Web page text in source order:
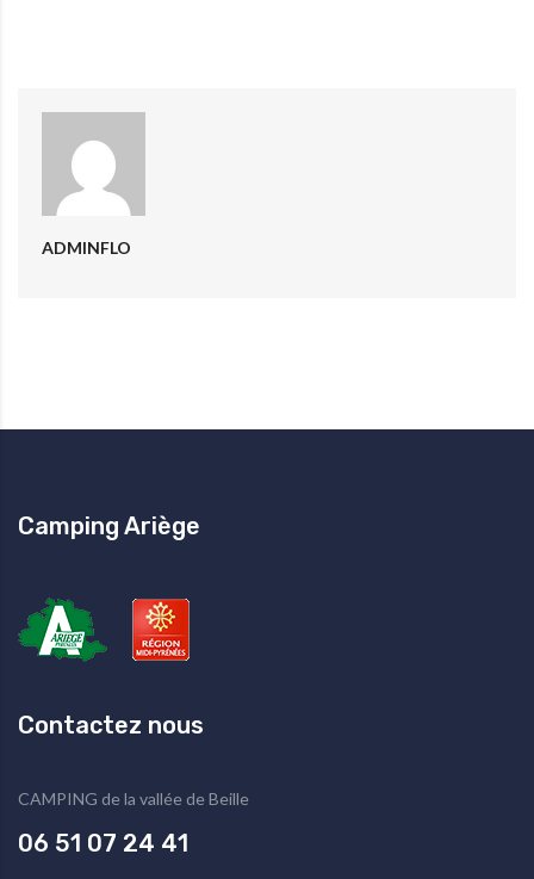
ADMINFLO
Camping Ariège
Contactez nous
CAMPING de la vallée de Beille
06 51 07 24 41